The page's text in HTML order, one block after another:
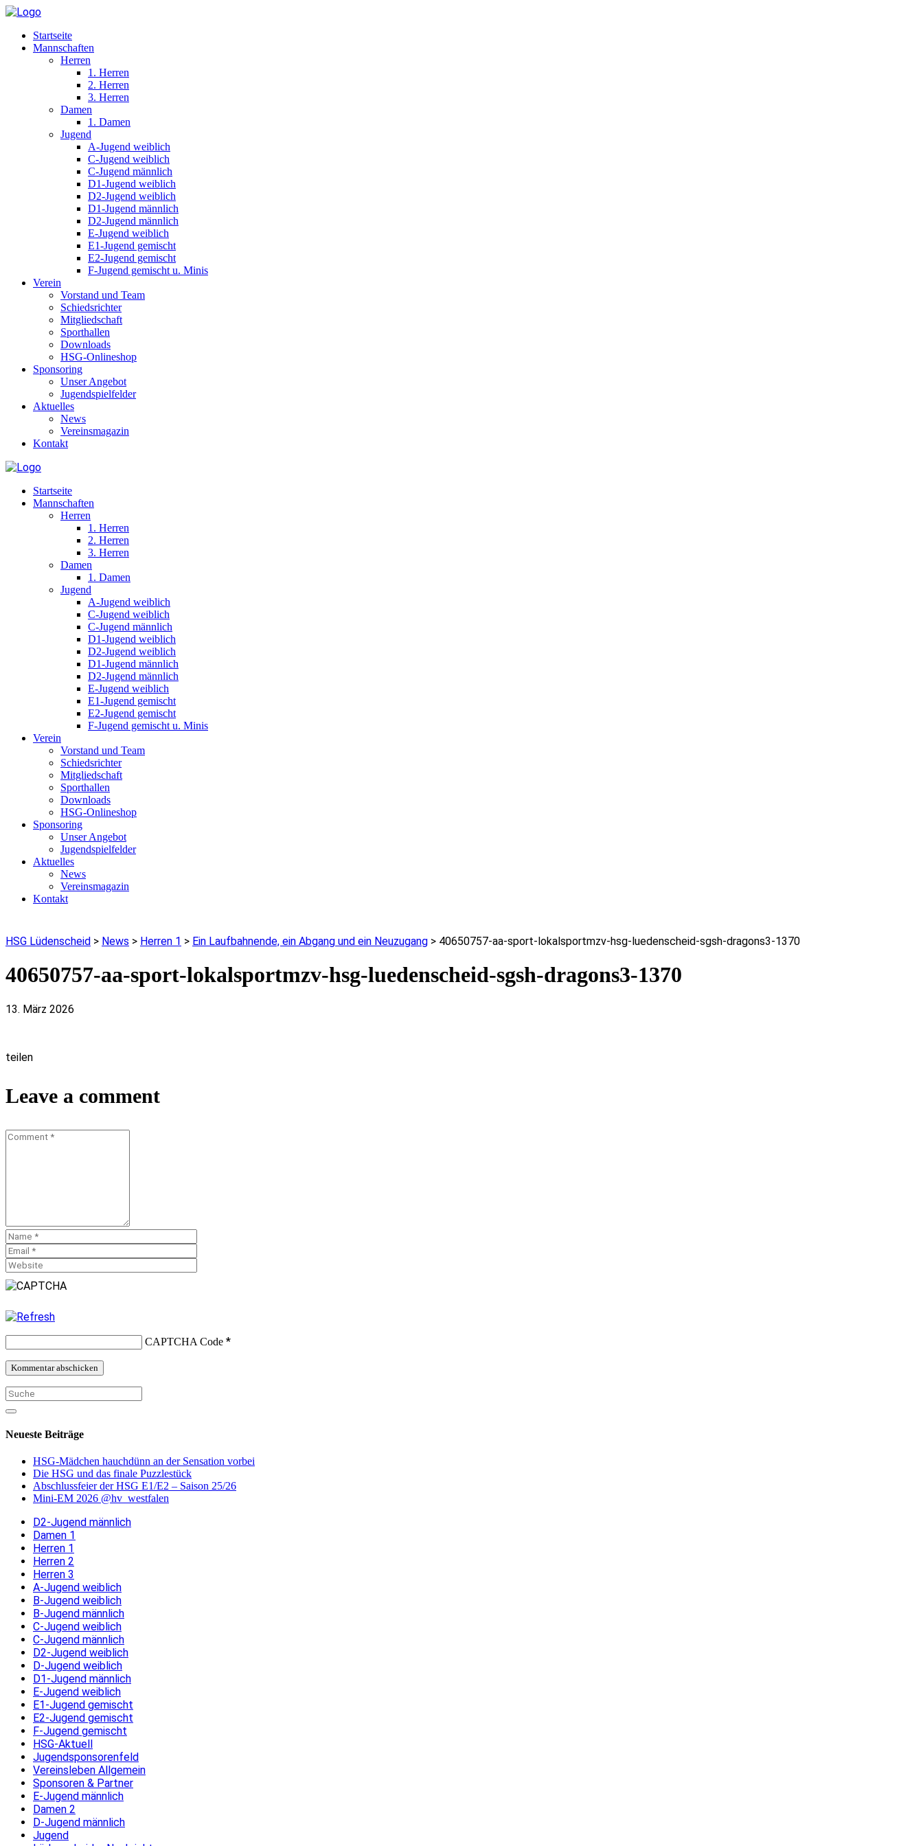
Startseite
Mannschaften
Herren
1. Herren
2. Herren
3. Herren
Damen
1. Damen
Jugend
A-Jugend weiblich
C-Jugend weiblich
C-Jugend männlich
D1-Jugend weiblich
D2-Jugend weiblich
D1-Jugend männlich
D2-Jugend männlich
E-Jugend weiblich
E1-Jugend gemischt
E2-Jugend gemischt
F-Jugend gemischt u. Minis
Verein
Vorstand und Team
Schiedsrichter
Mitgliedschaft
Sporthallen
Downloads
HSG-Onlineshop
Sponsoring
Unser Angebot
Jugendspielfelder
Aktuelles
News
Vereinsmagazin
Kontakt
Startseite
Mannschaften
Herren
1. Herren
2. Herren
3. Herren
Damen
1. Damen
Jugend
A-Jugend weiblich
C-Jugend weiblich
C-Jugend männlich
D1-Jugend weiblich
D2-Jugend weiblich
D1-Jugend männlich
D2-Jugend männlich
E-Jugend weiblich
E1-Jugend gemischt
E2-Jugend gemischt
F-Jugend gemischt u. Minis
Verein
Vorstand und Team
Schiedsrichter
Mitgliedschaft
Sporthallen
Downloads
HSG-Onlineshop
Sponsoring
Unser Angebot
Jugendspielfelder
Aktuelles
News
Vereinsmagazin
Kontakt
HSG Lüdenscheid > News > Herren 1 > Ein Laufbahnende, ein Abgang und ein Neuzugang > 40650757-aa-sport-lokalsportmzv-hsg-luedenscheid-sgsh-dragons3-1370
40650757-aa-sport-lokalsportmzv-hsg-luedenscheid-sgsh-dragons3-1370
13. März 2026
teilen
Leave a comment
CAPTCHA Code *
Neueste Beiträge
HSG-Mädchen hauchdünn an der Sensation vorbei
Die HSG und das finale Puzzlestück
Abschlussfeier der HSG E1/E2 – Saison 25/26
Mini-EM 2026 @hv_westfalen
D2-Jugend männlich
Damen 1
Herren 1
Herren 2
Herren 3
A-Jugend weiblich
B-Jugend weiblich
B-Jugend männlich
C-Jugend weiblich
C-Jugend männlich
D2-Jugend weiblich
D-Jugend weiblich
D1-Jugend männlich
E-Jugend weiblich
E1-Jugend gemischt
E2-Jugend gemischt
F-Jugend gemischt
HSG-Aktuell
Jugendsponsorenfeld
Vereinsleben Allgemein
Sponsoren & Partner
E-Jugend männlich
Damen 2
D-Jugend männlich
Jugend